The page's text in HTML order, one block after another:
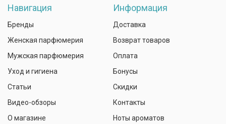
Навигация
Бренды
Женская парфюмерия
Мужская парфюмерия
Уход и гигиена
Статьи
Видео-обзоры
О магазине
Информация
Доставка
Возврат товаров
Оплата
Бонусы
Скидки
Контакты
Ноты ароматов